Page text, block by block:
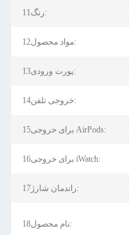
11رنگ:
12مواد محصول:
13پورت ورودی:
14خروجی تلفن:
15برای خروجی AirPods:
16برای خروجی iWatch:
17راندمان شارژ:
18نام محصول: